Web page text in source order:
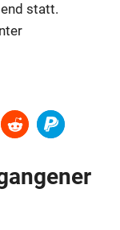
statt.